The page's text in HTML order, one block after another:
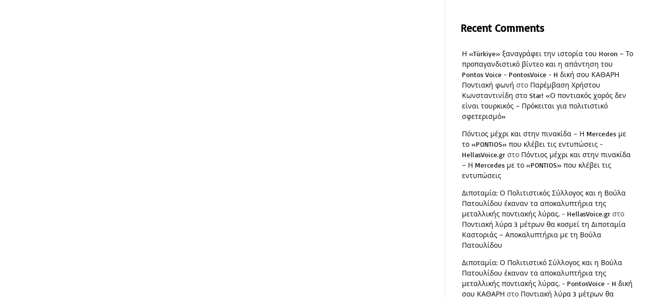
Recent Comments
Η «Türkiye» ξαναγράφει την ιστορία του Horon – Το
προπαγανδιστικό βίντεο και η απάντηση του
Pontos Voice - PontosVoice - H δική σου ΚΑΘΑΡΗ
Ποντιακή φωνή στο Παρέμβαση Χρήστου
Κωνσταντινίδη στο Star! «Ο ποντιακός χορός δεν
είναι τουρκικός – Πρόκειται για πολιτιστικό
σφετερισμό»
Πόντιος μέχρι και στην πινακίδα – Η Mercedes με
το «PONTIOS» που κλέβει τις εντυπώσεις -
HellasVoice.gr στο Πόντιος μέχρι και στην πινακίδα
– Η Mercedes με το «PONTIOS» που κλέβει τις
εντυπώσεις
Διποταμία: Ο Πολιτιστικός Σύλλογος και η Βούλα
Πατουλίδου έκαναν τα αποκαλυπτήρια της
μεταλλικής ποντιακής λύρας. - HellasVoice.gr στο
Ποντιακή λύρα 3 μέτρων θα κοσμεί τη Διποταμία
Καστοριάς – Αποκαλυπτήρια με τη Βούλα
Πατουλίδου
Διποταμία: Ο Πολιτιστικό Σύλλογος και η Βούλα
Πατουλίδου έκαναν τα αποκαλυπτήρια της
μεταλλικής ποντιακής λύρας. - PontosVoice - H δική
σου ΚΑΘΑΡΗ στο Ποντιακή λύρα 3 μέτρων θα